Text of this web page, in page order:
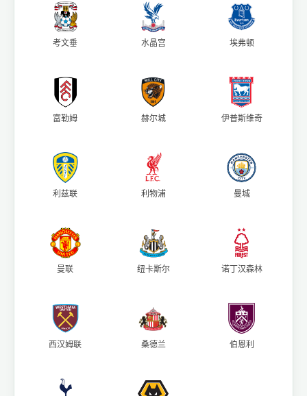
考文垂 水晶宫 埃弗顿
富勒姆 赫尔城 伊普斯维奇
利兹联 利物浦 曼城
曼联 纽卡斯尔 诺丁汉森林
西汉姆联 桑德兰 伯恩利